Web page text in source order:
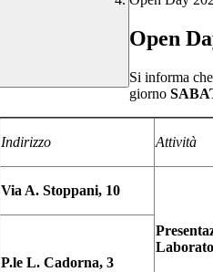
Open
Si informa
giorno
Indirizzo Attività
Via A. Stoppani, 10
P.le L. Cadorna, 3